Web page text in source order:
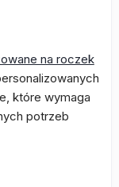
na roczek
które wymaga
potrzeb